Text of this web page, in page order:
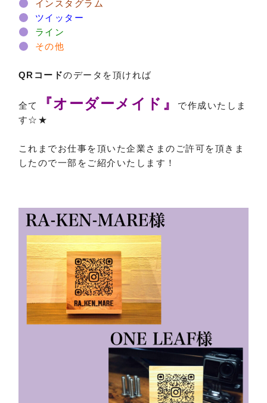
インスタグラム
ツイッター
ライン
その他
QRコードのデータを頂ければ
全て 『オーダーメイド』
で作成いたしま
す☆★
これまでお仕事を頂いた企業さまのご許可を頂きま
したので一部をご紹介いたします！